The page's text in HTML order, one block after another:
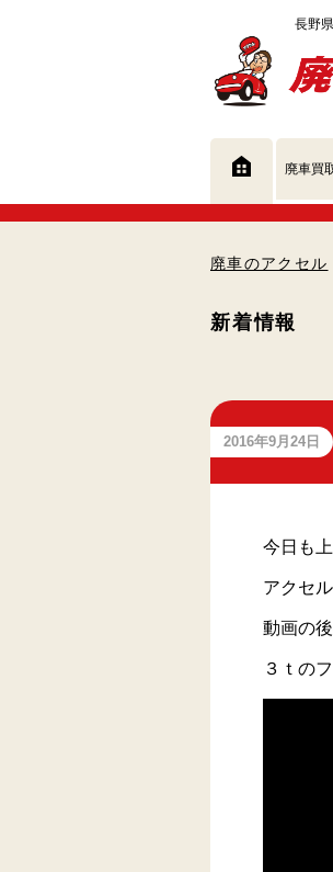
廃車買
廃車のアクセル
新着情報
2016年9月24日
今日も
アクセ
動画の
３ｔの